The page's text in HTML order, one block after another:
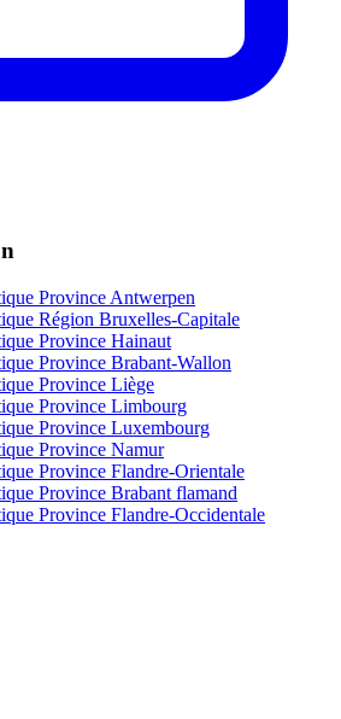
Province Antwerpen
Région Bruxelles-Capitale
Province Hainaut
Province Brabant-Wallon
Province Liège
Province Limbourg
Province Luxembourg
Province Namur
Province Flandre-Orientale
Province Brabant flamand
Province Flandre-Occidentale